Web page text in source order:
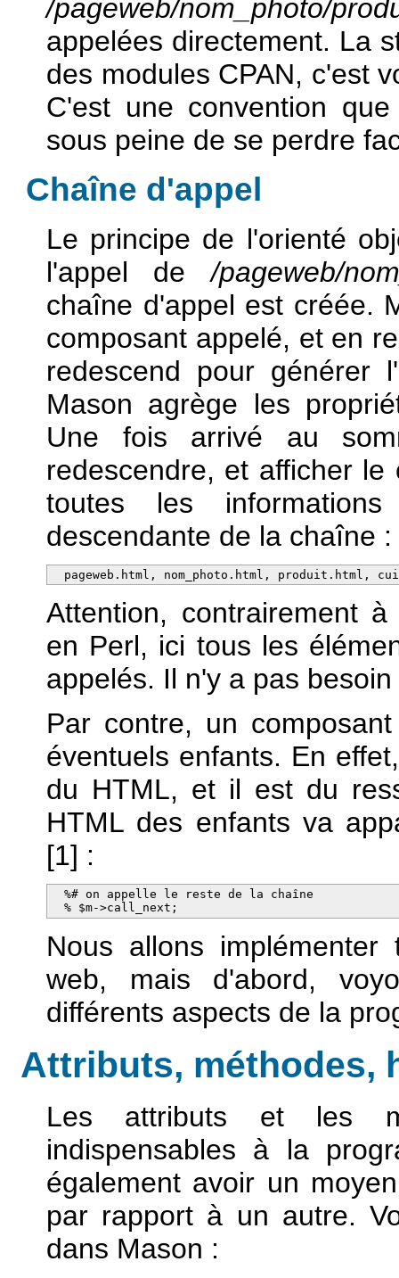
/pageweb/nom_photo/
appelées directement. La
des modules CPAN, c'est
C'est une convention
sous peine de se perdre
Chaîne d'appel
Le principe de l'orienté
l'appel de/pageweb/
chaîne d'appel est créée.
composant appelé, et en
redescend pour générer
Mason agrège les
Une fois arrivé au
redescendre, et afficher
toutes les
descendante de la chaîne :
pageweb.html, nom_photo.html, produit.html,
Attention, contrairement
en Perl, ici tous les
appelés. Il n'y a pas
Par contre, un
éventuels enfants. En
du HTML, et il est du
HTML des enfants va
[1] :
  %# on appelle le reste de la chaîne
  % $m->call_next;
Nous allons
web, mais d'abord,
différents aspects de la
Attributs, méthodes,
Les attributs et les
indispensables à la
également avoir un
par rapport à un autre.
dans Mason :